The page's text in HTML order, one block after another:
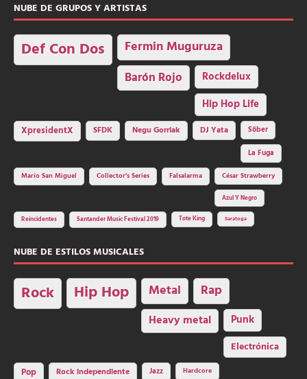
NUBE DE GRUPOS Y ARTISTAS
Def Con Dos Fermin Muguruza
Barón Rojo Rockdelux
Hip Hop Life
XpresidentX SFDK Negu Gorriak DJ Yata
Sôber
La Fuga
Mario San Miguel
Collector's Series Falsalarma César Strawberry
Azul Y Negro
Reincidentes Santander Music Festival 2019 Tote King Saratoga
NUBE DE ESTILOS MUSICALES
Rock Hip Hop Metal Rap
Heavy metal Punk
Electrónica
Pop Rock independiente Jazz Hardcore